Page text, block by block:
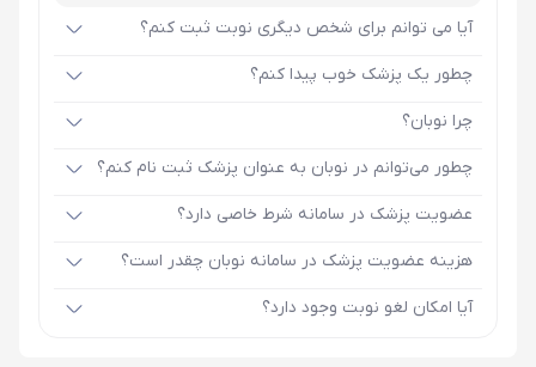
آیا می توانم برای شخص دیگری نوبت ثبت کنم؟
چطور یک پزشک خوب پیدا کنم؟
چرا نوبان؟
چطور می‌توانم در نوبان به عنوان پزشک ثبت نام کنم؟
عضویت پزشک در سامانه شرط خاصی دارد؟
هزینه عضویت پزشک در سامانه نوبان چقدر است؟
آیا امکان لغو نوبت وجود دارد؟